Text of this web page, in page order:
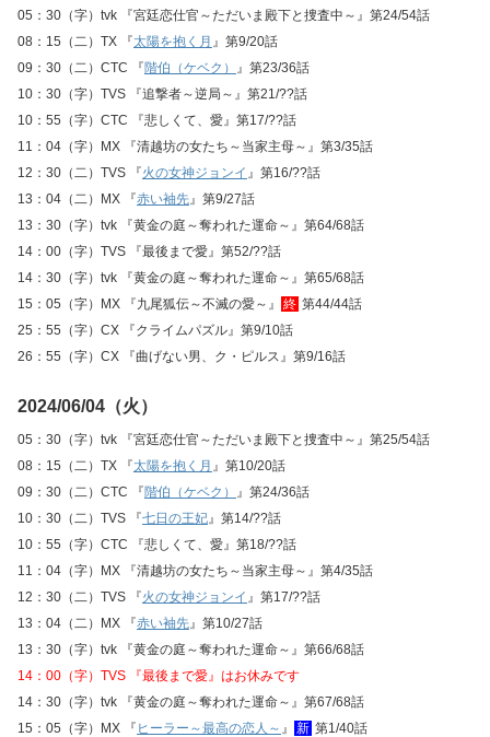
05：30（字）tvk 『宮廷恋仕官～ただいま殿下と捜査中～』第24/54話
08：15（二）TX 『太陽を抱く月 』第9/20話
09：30（二）CTC 『階伯（ケベク） 』第23/36話
10：30（字）TVS 『追撃者～逆局～』第21/??話
10：55（字）CTC 『悲しくて、愛』第17/??話
11：04（字）MX 『清越坊の女たち～当家主母～』第3/35話
12：30（二）TVS 『火の女神ジョンイ 』第16/??話
13：04（二）MX 『赤い袖先』第9/27話
13：30（字）tvk 『黄金の庭～奪われた運命～』第64/68話
14：00（字）TVS 『最後まで愛』第52/??話
14：30（字）tvk 『黄金の庭～奪われた運命～』第65/68話
15：05（字）MX 『九尾狐伝～不滅の愛～』
終 第44/44話
25：55（字）CX 『クライムパズル』第9/10話
26：55（字）CX 『曲げない男、ク・ピルス』第9/16話
2024/06/04（火）
05：30（字）tvk 『宮廷恋仕官～ただいま殿下と捜査中～』第25/54話
08：15（二）TX 『太陽を抱く月 』第10/20話
09：30（二）CTC 『階伯（ケベク） 』第24/36話
10：30（二）TVS 『七日の王妃』第14/??話
10：55（字）CTC 『悲しくて、愛』第18/??話
11：04（字）MX 『清越坊の女たち～当家主母～』第4/35話
12：30（二）TVS 『火の女神ジョンイ 』第17/??話
13：04（二）MX 『赤い袖先』第10/27話
13：30（字）tvk 『黄金の庭～奪われた運命～』第66/68話
14：00（字）TVS 『最後まで愛』はお休みです
14：30（字）tvk 『黄金の庭～奪われた運命～』第67/68話
15：05（字）MX 『 ヒーラー～最高の恋人～ 』 新 第1/40話